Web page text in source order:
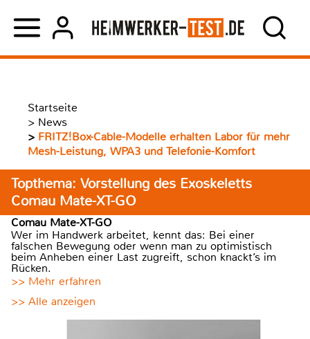
Startseite
> News
> FRITZ!Box-Cable-Modelle erhalten Labor für mehr
Mesh-Leistung, WPA3 und Telefonie-Komfort
Topthema: Vorstellung des Exoskeletts
Comau Mate-XT-GO
Comau Mate-XT-GO
Wer im Handwerk arbeitet, kennt das: Bei einer
falschen Bewegung oder wenn man zu optimistisch
beim Anheben einer Last zugreift, schon knackt’s im
Rücken.
>> Mehr erfahren
>> Alle anzeigen